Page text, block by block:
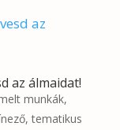
az álmaidat!
munkák,
,tematikus